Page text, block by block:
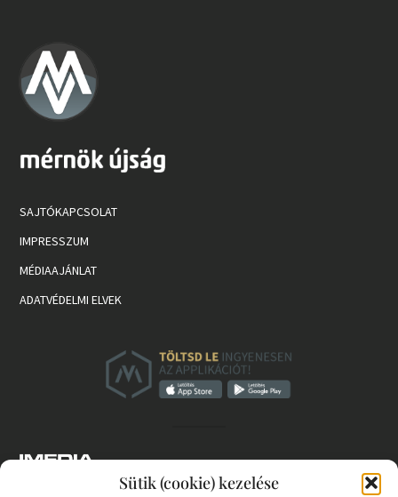
Sütik (cookie) kezelése
SAJTÓKAPCSOLAT
IMPRESSZUM
MÉDIAAJÁNLAT
ADATVÉDELMI ELVEK